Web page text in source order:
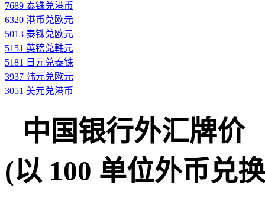
7689 泰铢兑港币
6320 港币兑欧元
5013 泰铢兑欧元
5151 英镑兑韩元
5181 日元兑泰铢
3937 韩元兑欧元
3051 美元兑港币
中国银行外汇牌价
(以 100 单位外币兑